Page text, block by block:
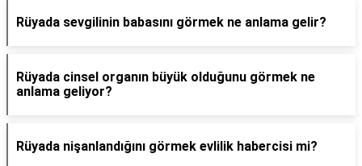
Rüyada sevgilinin babasını görmek ne anlama gelir?
Rüyada cinsel organın büyük olduğunu görmek ne
anlama geliyor?
Rüyada nişanlandığını görmek evlilik habercisi mi?